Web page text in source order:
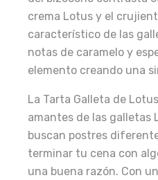
crema Lotus y el
característico de las
notas de caramelo y
elemento creando una
La Tarta Galleta de
amantes de las galletas
buscan postres
terminar tu cena con
una buena razón. Con